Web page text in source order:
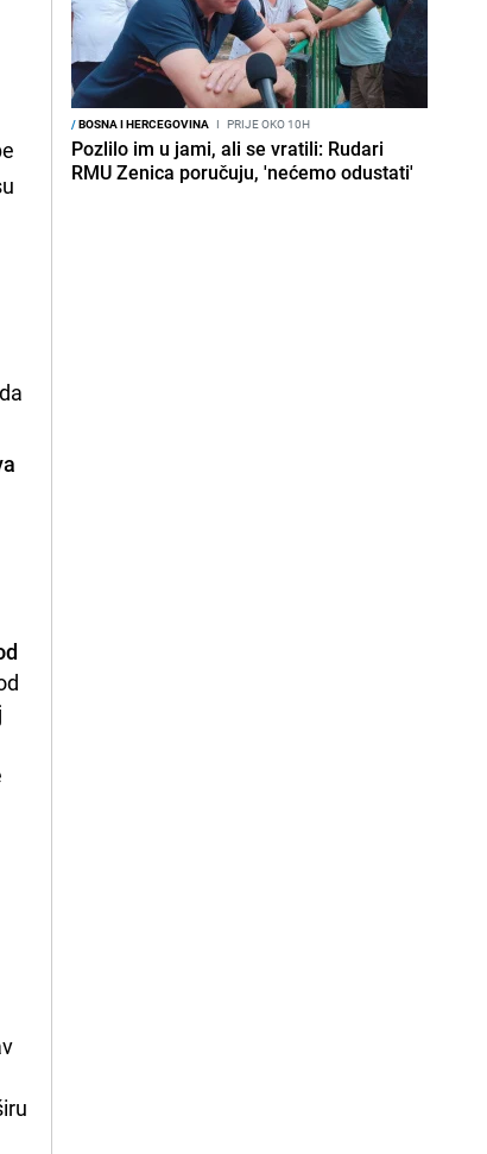
/BOSNA I HERCEGOVINA I PRIJE OKO 10H
Pozlilo im u jami, ali se vratili: Rudari
RMU Zenica poručuju, 'nećemo odustati'